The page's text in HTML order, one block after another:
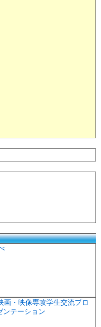
・映像専攻学生交流プロ
ンテーション